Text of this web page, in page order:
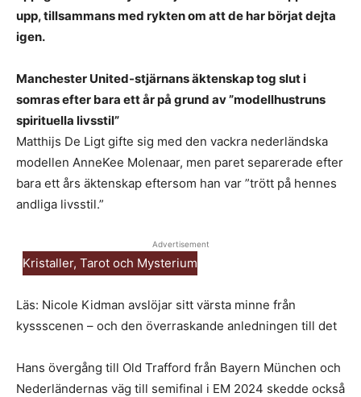
upp, tillsammans med rykten om att de har börjat dejta
igen.
Manchester United-stjärnans äktenskap tog slut i
somras efter bara ett år på grund av ”modellhustruns
spirituella livsstil”
Matthijs De Ligt gifte sig med den vackra nederländska
modellen AnneKee Molenaar, men paret separerade efter
bara ett års äktenskap eftersom han var ”trött på hennes
andliga livsstil.”
Advertisement
Kristaller, Tarot och Mysterium
Läs: Nicole Kidman avslöjar sitt värsta minne från
kyssscenen – och den överraskande anledningen till det
Hans övergång till Old Trafford från Bayern München och
Nederländernas väg till semifinal i EM 2024 skedde också